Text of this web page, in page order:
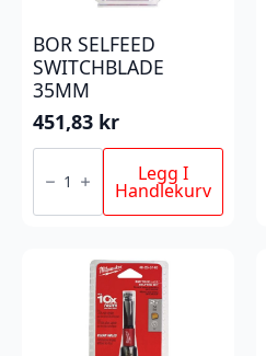
BOR SELFEED
SWITCHBLADE
35MM
451,83 kr
BOR
SWITCHBLADE
antall
Legg I
Handlekurv